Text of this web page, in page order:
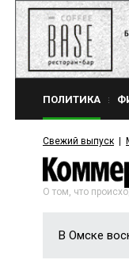
ПОЛИТИКА
Свежий выпуск
О том, что
В Омске